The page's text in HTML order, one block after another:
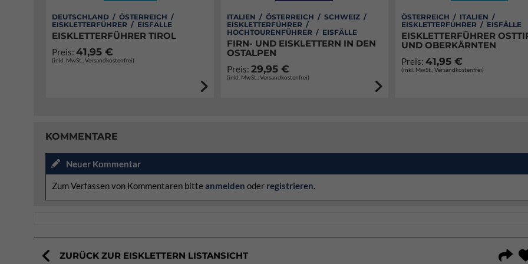
DEUTSCHLAND / ÖSTERREICH /
EISKLETTERFÜHRER / EISFÄLLE
EISKLETTERFÜHRER TIROL
Preis: 41,95 €
(inkl. MwSt., Versandkostenfrei)
ITALIEN / ÖSTERREICH / SCHWEIZ /
EISKLETTERFÜHRER /
HOCHTOURENFÜHRER / EISFÄLLE
FIRN- UND EISKLETTERN IN DEN
OSTALPEN
Preis: 29,95 €
(inkl. MwSt., Versandkostenfrei)
ÖSTERREICH / ITALIEN /
EISKLETTERFÜHRER / EISFÄLLE
EISKLETTERFÜHRER
UND OBERKÄRNTEN
Preis:41,95 €
(inkl. MwSt., Versandkostenfrei)
KOMMENTARE
Neuer Kommentar
Zum Verfassen von Kommentaren bitte anmelden oder registrieren.
ZURÜCK ZUR EISKLETTERN LISTANSICHT